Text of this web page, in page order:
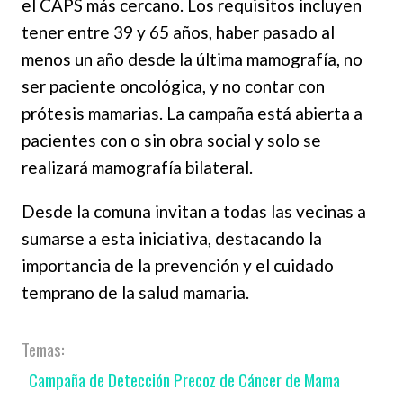
el CAPS más cercano. Los requisitos incluyen
tener entre 39 y 65 años, haber pasado al
menos un año desde la última mamografía, no
ser paciente oncológica, y no contar con
prótesis mamarias. La campaña está abierta a
pacientes con o sin obra social y solo se
realizará mamografía bilateral.
Desde la comuna invitan a todas las vecinas a
sumarse a esta iniciativa, destacando la
importancia de la prevención y el cuidado
temprano de la salud mamaria.
Campaña de Detección Precoz de Cáncer de Mama